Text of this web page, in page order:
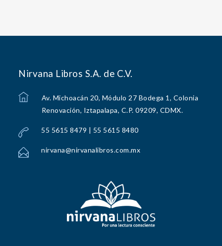
Nirvana Libros S.A. de C.V.
Av. Michoacán 20, Módulo 27 Bodega 1, Colonia
Renovación, Iztapalapa, C.P. 09209, CDMX.
55 5615 8479 | 55 5615 8480
nirvana@nirvanalibros.com.mx